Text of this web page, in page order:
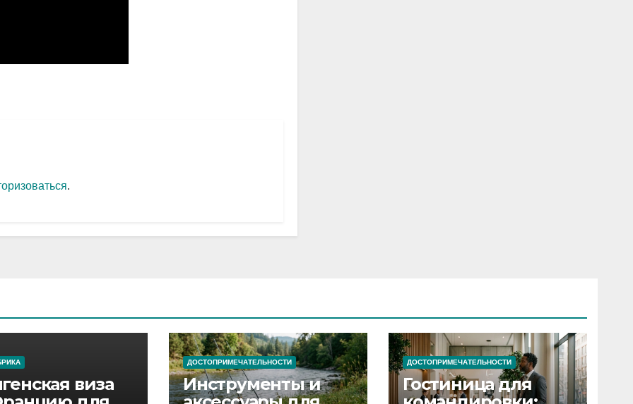
.
виза
ДОСТОПРИМЕЧАТЕЛЬНОСТИ
Инструменты и
ДОСТОПРИМЕЧАТЕЛЬНОСТИ
Гостиница для